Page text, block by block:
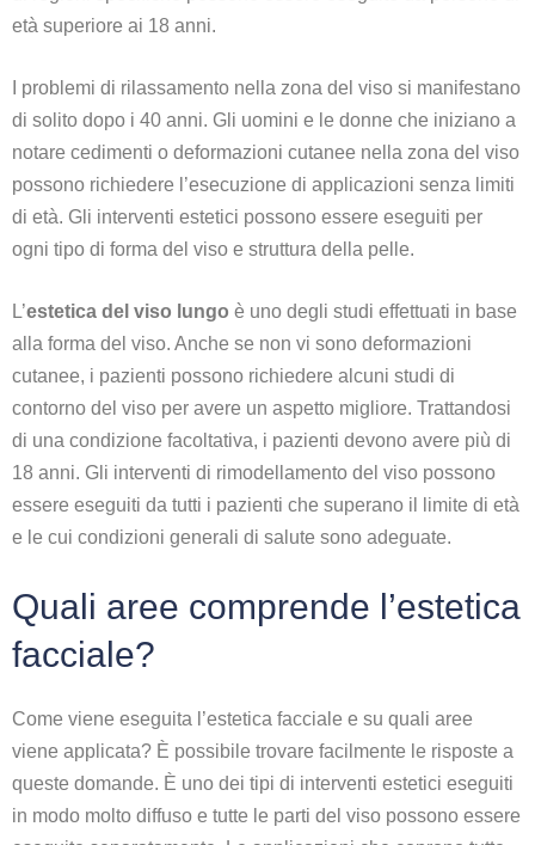
età superiore ai 18 anni.
I problemi di rilassamento nella zona del viso si manifestano
di solito dopo i 40 anni. Gli uomini e le donne che iniziano a
notare cedimenti o deformazioni cutanee nella zona del viso
possono richiedere l’esecuzione di applicazioni senza limiti
di età. Gli interventi estetici possono essere eseguiti per
ogni tipo di forma del viso e struttura della pelle.
L’estetica del viso lungo è uno degli studi effettuati in base
alla forma del viso. Anche se non vi sono deformazioni
cutanee, i pazienti possono richiedere alcuni studi di
contorno del viso per avere un aspetto migliore. Trattandosi
di una condizione facoltativa, i pazienti devono avere più di
18 anni. Gli interventi di rimodellamento del viso possono
essere eseguiti da tutti i pazienti che superano il limite di età
e le cui condizioni generali di salute sono adeguate.
Quali aree comprende l’estetica
facciale?
Come viene eseguita l’estetica facciale e su quali aree
viene applicata? È possibile trovare facilmente le risposte a
queste domande. È uno dei tipi di interventi estetici eseguiti
in modo molto diffuso e tutte le parti del viso possono essere